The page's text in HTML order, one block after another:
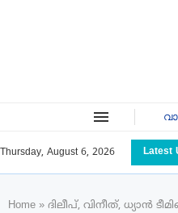
Thursday, August 6, 2026 Latest
Home » ദിലീപ്, വിനീത്, ധ്യാൻ